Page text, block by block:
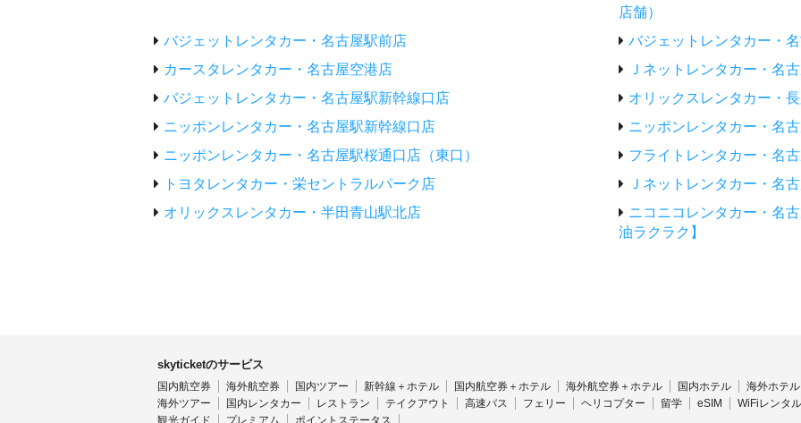
店舗）
バジェットレンタカー・名古屋駅前店
バジェットレンタカー・
カースタレンタカー・名古屋空港店
Ｊネットレンタカー・名
バジェットレンタカー・名古屋駅新幹線口店
オリックスレンタカー・
ニッポンレンタカー・名古屋駅新幹線口店
ニッポンレンタカー・名
ニッポンレンタカー・名古屋駅桜通口店（東口）
フライトレンタカー・名
トヨタレンタカー・栄セントラルパーク店
Ｊネットレンタカー・名
オリックスレンタカー・半田青山駅北店
ニコニコレンタカー・名
油ラクラク】